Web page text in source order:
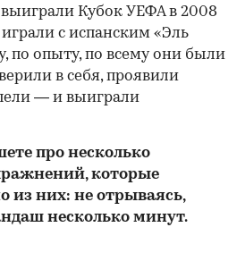
Кубок УЕФАв 2008
с испанским «Эль
по опыту, по всему они были
в себя, проявили
— и выиграли
про несколько
которые
из них: не отрываясь,
несколько минут.